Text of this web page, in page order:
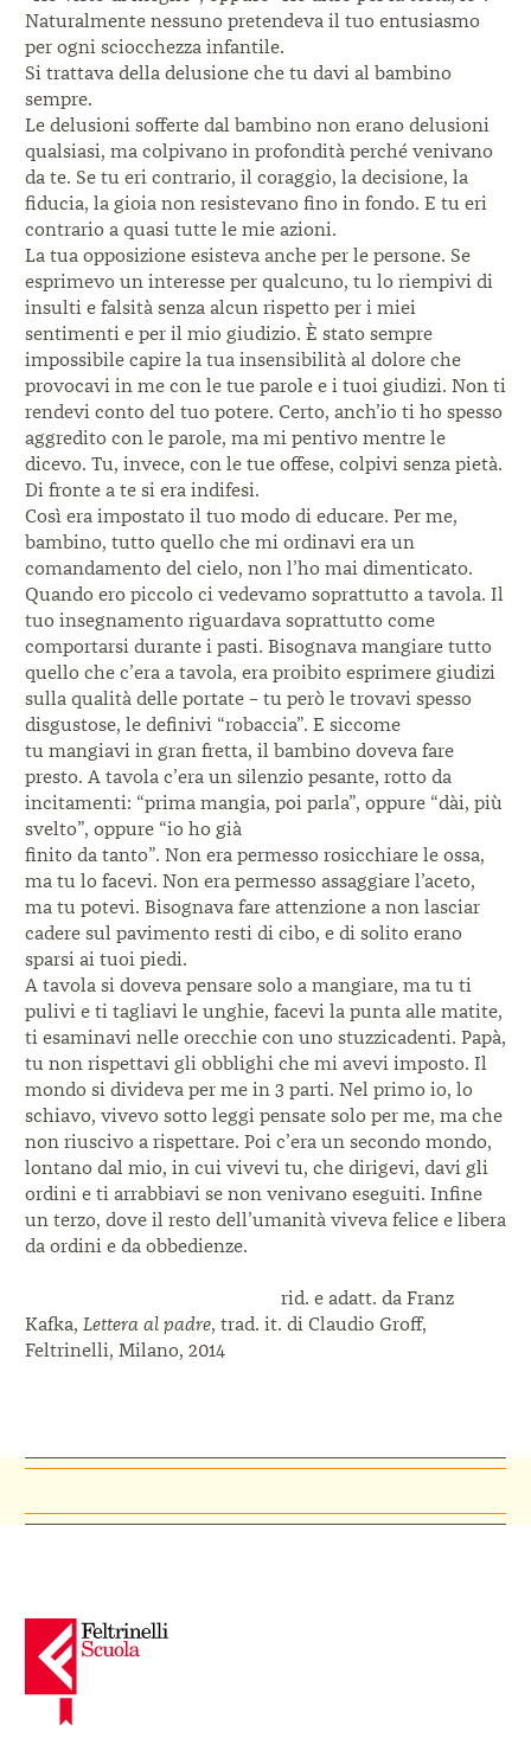
Naturalmente nessuno pretendeva il tuo entusiasmo
per ogni sciocchezza infantile.
Si trattava della delusione che tu davi al bambino
sempre.
Le delusioni sofferte dal bambino non erano delusioni
qualsiasi, ma colpivano in profondità perché venivano
da te. Se tu eri contrario, il coraggio, la decisione, la
fiducia, la gioia non resistevano fino in fondo. E tu eri
contrario a quasi tutte le mie azioni.
La tua opposizione esisteva anche per le persone. Se
esprimevo un interesse per qualcuno, tu lo riempivi di
insulti e falsità senza alcun rispetto per i miei
sentimenti e per il mio giudizio. È stato sempre
impossibile capire la tua insensibilità al dolore che
provocavi in me con le tue parole e i tuoi giudizi. Non ti
rendevi conto del tuo potere. Certo, anch’io ti ho spesso
aggredito con le parole, ma mi pentivo mentre le
dicevo. Tu, invece, con le tue offese, colpivi senza pietà.
Di fronte a te si era indifesi.
Così era impostato il tuo modo di educare. Per me,
bambino, tutto quello che mi ordinavi era un
comandamento del cielo, non l’ho mai dimenticato.
Quando ero piccolo ci vedevamo soprattutto a tavola. Il
tuo insegnamento riguardava soprattutto come
comportarsi durante i pasti. Bisognava mangiare tutto
quello che c’era a tavola, era proibito esprimere giudizi
sulla qualità delle portate – tu però le trovavi spesso
disgustose, le definivi “robaccia”. E siccome
tu mangiavi in gran fretta, il bambino doveva fare
presto. A tavola c’era un silenzio pesante, rotto da
incitamenti: “prima mangia, poi parla”, oppure “dài, più
svelto”, oppure “io ho già
finito da tanto”. Non era permesso rosicchiare le ossa,
ma tu lo facevi. Non era permesso assaggiare l’aceto,
ma tu potevi. Bisognava fare attenzione a non lasciar
cadere sul pavimento resti di cibo, e di solito erano
sparsi ai tuoi piedi.
A tavola si doveva pensare solo a mangiare, ma tu ti
pulivi e ti tagliavi le unghie, facevi la punta alle matite,
ti esaminavi nelle orecchie con uno stuzzicadenti. Papà,
tu non rispettavi gli obblighi che mi avevi imposto. Il
mondo si divideva per me in 3 parti. Nel primo io, lo
schiavo, vivevo sotto leggi pensate solo per me, ma che
non riuscivo a rispettare. Poi c’era un secondo mondo,
lontano dal mio, in cui vivevi tu, che dirigevi, davi gli
ordini e ti arrabbiavi se non venivano eseguiti. Infine
un terzo, dove il resto dell’umanità viveva felice e libera
da ordini e da obbedienze.
rid. e adatt. da Franz
Kafka, Lettera al padre, trad. it. di Claudio Groff,
Feltrinelli, Milano, 2014